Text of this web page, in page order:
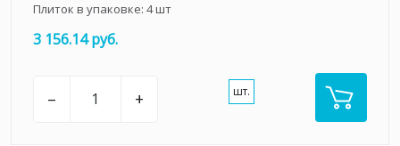
Плиток в упаковке: 4шт
3 156.14 руб.
– + шт.